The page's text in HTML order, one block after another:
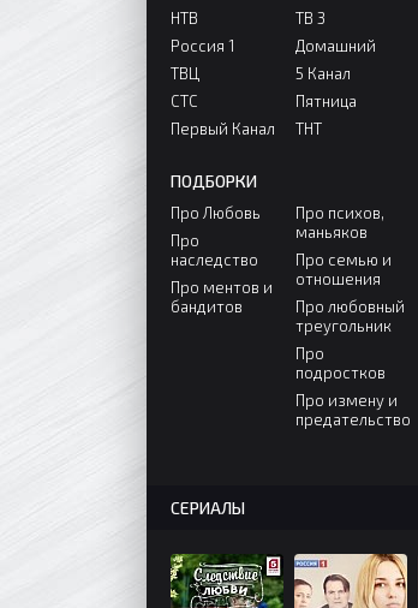
НТВ
Россия 1
ТВЦ
СТС
Первый Канал
ТВ 3
Домашний
5 Канал
Пятница
ТНТ
ПОДБОРКИ
Про Любовь
Про
наследство
Про ментов и
бандитов
Про психов,
маньяков
Про семью и
отношения
Про любовный
треугольник
Про
подростков
Про измену и
предательство
СЕРИАЛЫ